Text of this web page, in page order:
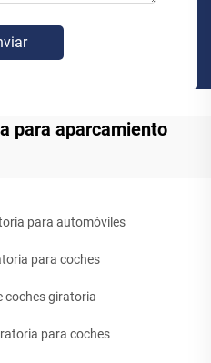
para aparcamiento
para automóviles
para coches
coches giratoria
para coches